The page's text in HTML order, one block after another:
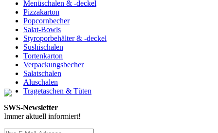
Menüschalen & -deckel
Pizzakarton
Popcornbecher
Salat-Bowls
Styroporbehälter & -deckel
Sushischalen
Tortenkarton
Verpackungsbecher
Salatschalen
Aluschalen
Tragetaschen & Tüten
SWS-Newsletter
Immer aktuell informiert!